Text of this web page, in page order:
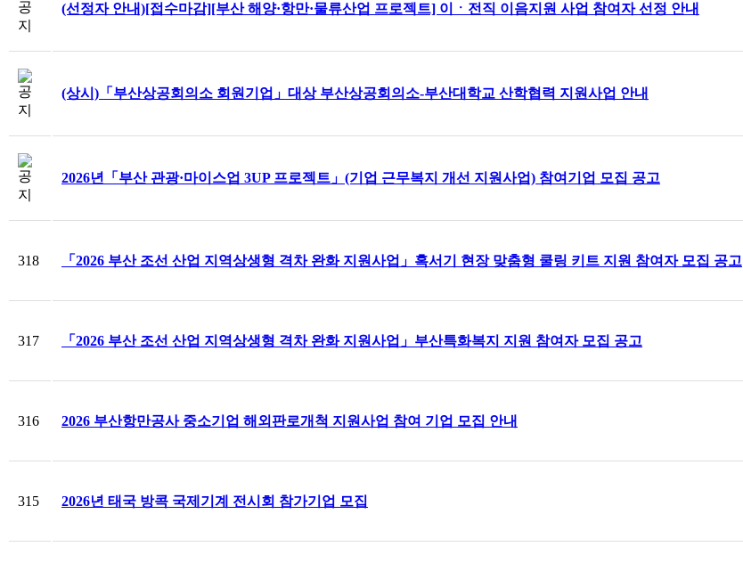
(선정자 안내)[접수마감][부산 해양·항만·물류산업 프로젝트] 이ㆍ전직 이음지원 사업 참여자 선정 안내
(상시)「부산상공회의소 회원기업」대상 부산상공회의소-부산대학교 산학협력 지원사업 안내
2026년「부산 관광·마이스업 3UP 프로젝트」(기업 근무복지 개선 지원사업) 참여기업 모집 공고
318 「2026 부산 조선 산업 지역상생형 격차 완화 지원사업」혹서기 현장 맞춤형 쿨링 키트 지원 참여자 모집 공고
317 「2026 부산 조선 산업 지역상생형 격차 완화 지원사업」부산특화복지 지원 참여자 모집 공고
316 2026 부산항만공사 중소기업 해외판로개척 지원사업 참여 기업 모집 안내
315 2026년 태국 방콕 국제기계 전시회 참가기업 모집